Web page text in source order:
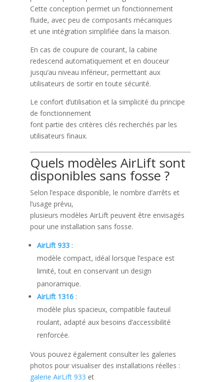
Cette conception permet un fonctionnement
fluide, avec peu de composants mécaniques
et une intégration simplifiée dans la maison.
En cas de coupure de courant, la cabine
redescend automatiquement et en douceur
jusqu’au niveau inférieur, permettant aux
utilisateurs de sortir en toute sécurité.
Le confort d’utilisation et la simplicité du principe
de fonctionnement
font partie des critères clés recherchés par les
utilisateurs finaux.
Quels modèles AirLift sont
disponibles sans fosse ?
Selon l’espace disponible, le nombre d’arrêts et
l’usage prévu,
plusieurs modèles AirLift peuvent être envisagés
pour une installation sans fosse.
AirLift 933:
modèle compact, idéal lorsque l’espace est
limité, tout en conservant un design
panoramique.
AirLift 1316:
modèle plus spacieux, compatible fauteuil
roulant, adapté aux besoins d’accessibilité
renforcée.
Vous pouvez également consulter les galeries
photos pour visualiser des installations réelles :
galerie AirLift 933 et